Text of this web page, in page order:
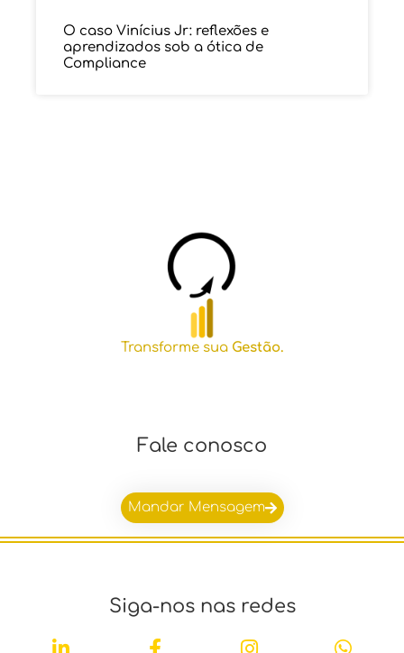
O caso Vinícius Jr: reflexões e
aprendizados sob a ótica de
Compliance
Transforme sua Gestão.
Fale conosco
Mandar Mensagem
Siga-nos nas redes